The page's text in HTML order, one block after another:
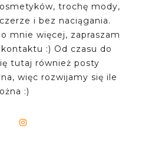
trochę mody,
i bez naciągania.
mnie więcej, zapraszam
:) Od czasu do
tutaj również posty
więc rozwijamy się ile
:)